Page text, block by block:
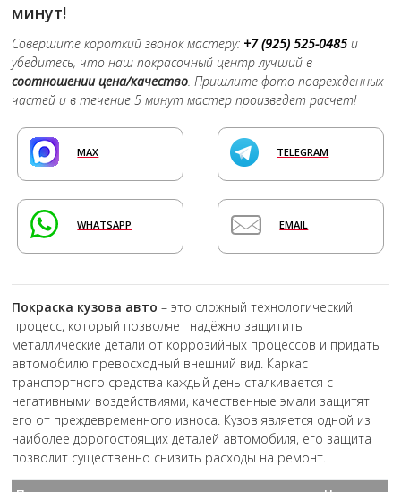
минут!
Совершите короткий звонок мастеру: +7 (925) 525-0485 и
убедитесь, что наш покрасочный центр лучший в
соотношении цена/качество. Пришлите фото поврежденных
частей и в течение 5 минут мастер произведет расчет!
MAX TELEGRAM
WHATSAPP EMAIL
Покраска кузова авто – это сложный технологический
процесс, который позволяет надёжно защитить
металлические детали от коррозийных процессов и придать
автомобилю превосходный внешний вид. Каркас
транспортного средства каждый день сталкивается с
негативными воздействиями, качественные эмали защитят
его от преждевременного износа. Кузов является одной из
наиболее дорогостоящих деталей автомобиля, его защита
позволит существенно снизить расходы на ремонт.